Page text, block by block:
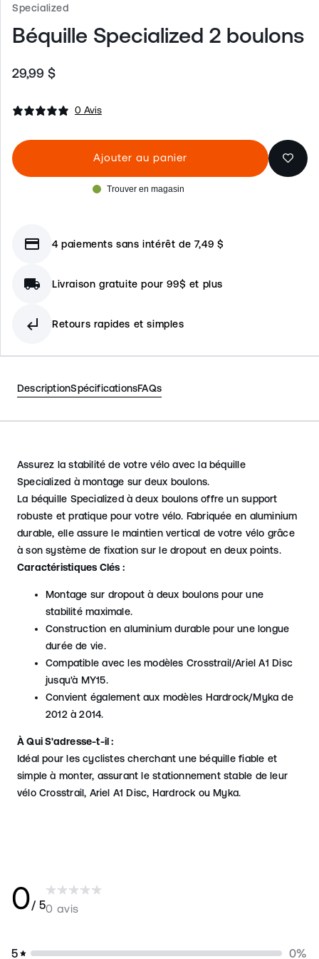
Specialized
Béquille Specialized 2 boulons
Prix
29,99 $
0 Avis
Ajouter au panier
Trouver en magasin
credit_card 4 paiements sans intérêt de 7,49 $
local_shipping Livraison gratuite pour 99$ et plus
subdirectory_arrow_left Retours rapides et simples
DescriptionSpécificationsFAQs
Assurez la stabilité de votre vélo avec la béquille
Specialized à montage sur deux boulons.
La béquille Specialized à deux boulons offre un support
robuste et pratique pour votre vélo. Fabriquée en aluminium
durable, elle assure le maintien vertical de votre vélo grâce
à son système de fixation sur le dropout en deux points.
Caractéristiques Clés :
Montage sur dropout à deux boulons pour une
stabilité maximale.
Construction en aluminium durable pour une longue
durée de vie.
Compatible avec les modèles Crosstrail/Ariel A1 Disc
jusqu'à MY15.
Convient également aux modèles Hardrock/Myka de
2012 à 2014.
À Qui S'adresse-t-il :
Idéal pour les cyclistes cherchant une béquille fiable et
simple à monter, assurant le stationnement stable de leur
vélo Crosstrail, Ariel A1 Disc, Hardrock ou Myka.
0/ 50 avis
5 0%